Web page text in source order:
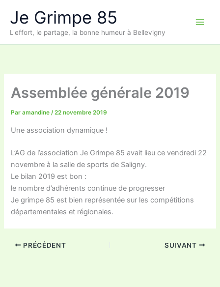
contenu
Je Grimpe 85
L'effort, le partage, la bonne humeur à Bellevigny
Assemblée générale 2019
Paramandine/22 novembre 2019
Une association dynamique !
L’AG de l’association Je Grimpe 85 avait lieu ce vendredi 22
novembre à la salle de sports de Saligny.
Le bilan 2019 est bon :
le nombre d’adhérents continue de progresser
Je grimpe 85 est bien représentée sur les compétitions
départementales et régionales.
PRÉCÉDENT SUIVANT